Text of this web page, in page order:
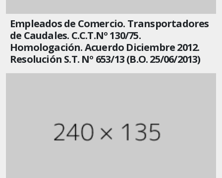
Empleados de Comercio. Transportadores
de Caudales. C.C.T.Nº 130/75.
Homologación. Acuerdo Diciembre 2012.
Resolución S.T. Nº 653/13 (B.O. 25/06/2013)